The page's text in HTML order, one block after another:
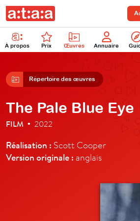
À propos Prix Œuvres Annuaire
Répertoire des œuvres
The Pale Blue Eye
FILM • 2022
Réalisation : Scott Cooper
Version originale : anglais